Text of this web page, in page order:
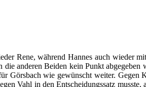
Rene, während Hannes auch wieder
anderen Beiden kein Punkt
Görsbach wie gewünscht weiter. Gegen
Vahl in den Entscheidungssatz